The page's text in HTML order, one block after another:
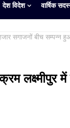
देश विदेश वार्षिक
सगाजनों बीच सम्पन्न
लक्ष्मीपुर